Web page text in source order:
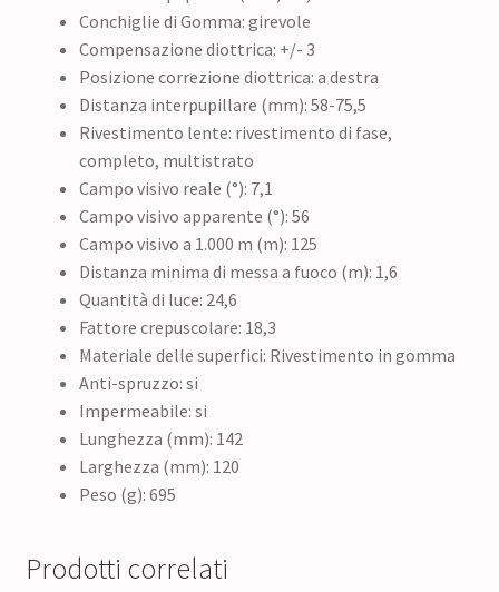
Conchiglie di Gomma: girevole
Compensazione diottrica: +/- 3
Posizione correzione diottrica: a destra
Distanza interpupillare (mm): 58-75,5
Rivestimento lente: rivestimento di fase,
completo, multistrato
Campo visivo reale (°): 7,1
Campo visivo apparente (°): 56
Campo visivo a 1.000 m (m): 125
Distanza minima di messa a fuoco (m): 1,6
Quantità di luce: 24,6
Fattore crepuscolare: 18,3
Materiale delle superfici: Rivestimento in gomma
Anti-spruzzo: si
Impermeabile: si
Lunghezza (mm): 142
Larghezza (mm): 120
Peso (g): 695
Prodotti correlati